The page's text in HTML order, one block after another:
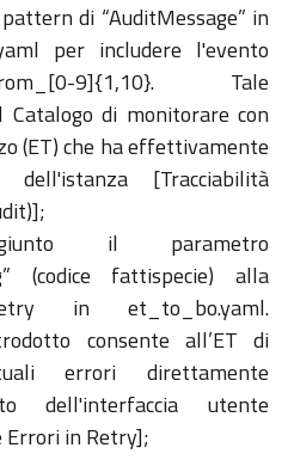
di “AuditMessage” in
per includere l'evento
_[0-9]{1,10}. Tale
Catalogo di monitorare con
(ET) che ha effettivamente
[Tracciabilità
il parametro
” (codice fattispecie) alla
in et_to_bo.yaml.
consente all’ET di
errori direttamente
dell'interfaccia utente
Errori in Retry];